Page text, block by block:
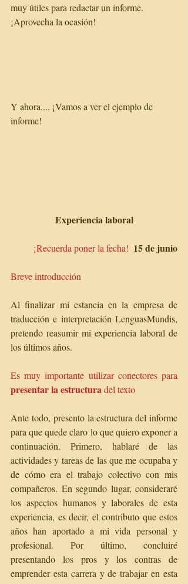
muy útiles para redactar un informe.
¡Aprovecha la ocasión!
Y ahora.... ¡Vamos a ver el ejemplo de
informe!
Experiencia laboral
¡Recuerda poner la fecha! 15 de junio
Breve introducción
Al finalizar mi estancia en la empresa de
traducción e interpretación LenguasMundis,
pretendo reasumir mi experiencia laboral de
los últimos años.
presentar la estructura del texto
Ante todo, presento la estructura del informe
para que quede claro lo que quiero exponer a
continuación. Primero, hablaré de las
actividades y tareas de las que me ocupaba y
de cómo era el trabajo colectivo con mis
compañeros. En segundo lugar, consideraré
los aspectos humanos y laborales de esta
experiencia, es decir, el contributo que estos
años han aportado a mi vida personal y
profesional. Por último, concluiré
presentando los pros y los contras de
emprender esta carrera y de trabajar en esta